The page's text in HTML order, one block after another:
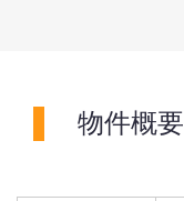
物件概要